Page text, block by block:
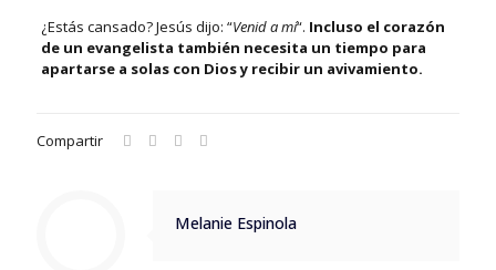
¿Estás cansado? Jesús dijo: “Venid a mí“. Incluso el corazón
de un evangelista también necesita un tiempo para
apartarse a solas con Dios y recibir un avivamiento.
Compartir
Melanie Espinola